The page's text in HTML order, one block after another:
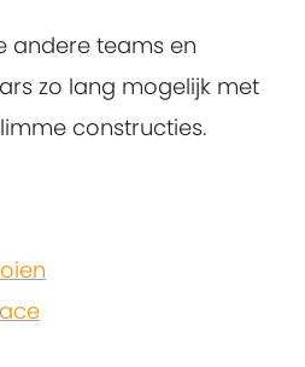
andere teams en
zo lang mogelijk met
constructies.